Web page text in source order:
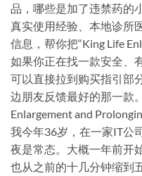
品，哪些是加了违禁药的
真实使用经验、本地诊所
信息，帮你把“King Life
如果你正在找一款安全、
可以直接拉到购买指引部
边朋友反馈最好的那一款
Enlargement and
我今年36岁，在一家IT公
夜是常态。大概一年前开
也从之前的十几分钟缩到